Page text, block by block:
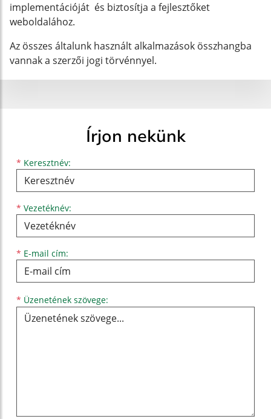
implementációját és biztosítja a fejlesztőket
weboldalához.
Az összes általunk használt alkalmazások összhangba
vannak a szerzői jogi törvénnyel.
Írjon nekünk
* Keresztnév:
Keresztnév
* Vezetéknév:
Vezetéknév
* E-mail cím:
E-mail cím
* Üzenetének szövege: